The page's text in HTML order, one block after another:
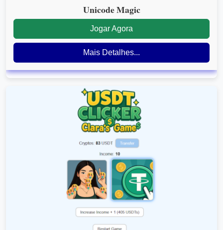
Unicode Magic
Jogar Agora
Mais Detalhes...